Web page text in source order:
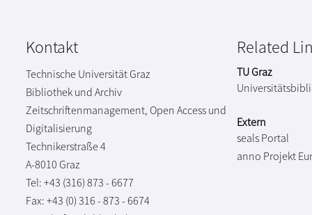
Kontakt
Technische Universität Graz
Bibliothek und Archiv
Zeitschriftenmanagement, Open Access und
Digitalisierung
Technikerstraße 4
A-8010 Graz
Tel: +43 (316) 873 - 6677
Fax: +43 (0) 316 - 873 - 6674
Related
TU Graz
Extern
seals Portal
anno Projekt